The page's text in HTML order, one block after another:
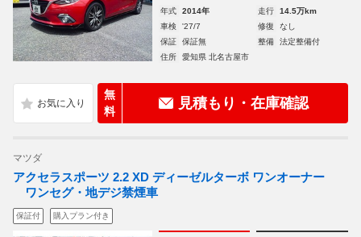
年式 2014年 走行
14.5万km
車検
'27/7 修復
なし
保証
保証無 整備
法定整備付
住所
愛知県 北名古屋市
無
料
見積もり・在庫確認
マツダ
アクセラスポーツ 2.2 XD ディーゼルターボ ワンオーナー
ワンセグ・地デジ禁煙車
保証付 購入プラン付き